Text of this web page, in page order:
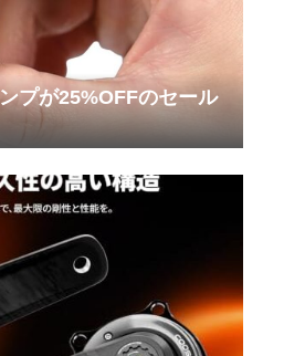
プが25%OFFのセール